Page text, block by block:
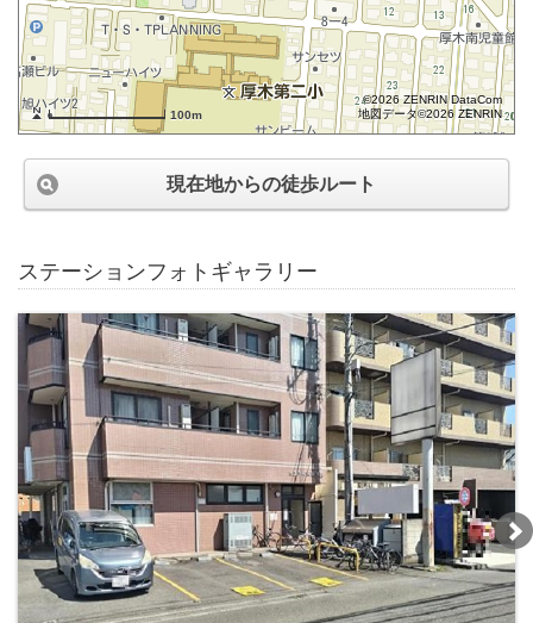
100m
©2026 ZENRIN DataCom
地図データ©2026 ZENRIN
現在地からの徒歩ルート
ステーションフォトギャラリー